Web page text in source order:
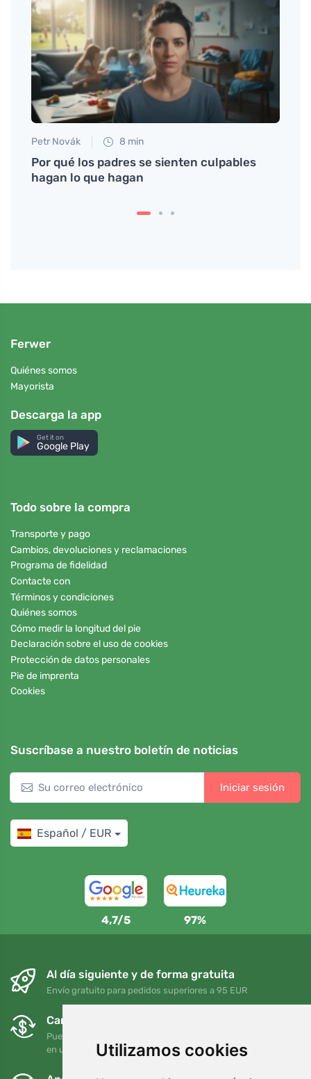
Utilizamos cookies
Petr Novák 8 min
Por qué los padres se sienten culpables
hagan lo que hagan
Ferwer
Quiénes somos
Mayorista
Descarga la app
Get it on
Google Play
Todo sobre la compra
Transporte y pago
Cambios, devoluciones y reclamaciones
Programa de fidelidad
Contacte con
Términos y condiciones
Quiénes somos
Cómo medir la longitud del pie
Declaración sobre el uso de cookies
Protección de datos personales
Pie de imprenta
Cookies
Suscríbase a nuestro boletín de noticias
Iniciar sesión
Español / EUR
4,7/5 97%
Al día siguiente y de forma gratuita
Envío gratuito para pedidos superiores a 95 EUR
Cambios y devoluciones gratuitos
Puede devolver o cambiar su pedido en cualquier momento
en un plazo de 90 días